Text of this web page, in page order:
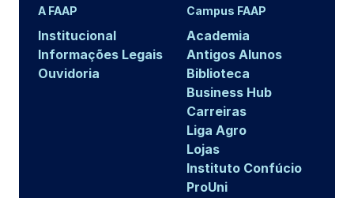
A FAAP
Institucional
Informações Legais
Ouvidoria
Campus FAAP
Academia
Antigos Alunos
Biblioteca
Business Hub
Carreiras
Liga Agro
Lojas
Instituto Confúcio
ProUni